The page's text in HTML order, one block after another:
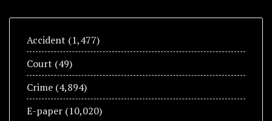
Accident (1,477)
Court (49)
Crime (4,894)
E-paper (10,020)